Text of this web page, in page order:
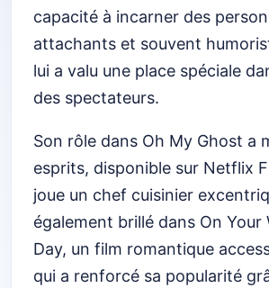
capacité à incarner des
attachants et souvent
lui a valu une place spéciale
des spectateurs.
Son rôle dans Oh My Ghost a
esprits, disponible sur Netflix
joue un chef cuisinier
également brillé dans On Your
Day, un film romantique
qui a renforcé sa popularité